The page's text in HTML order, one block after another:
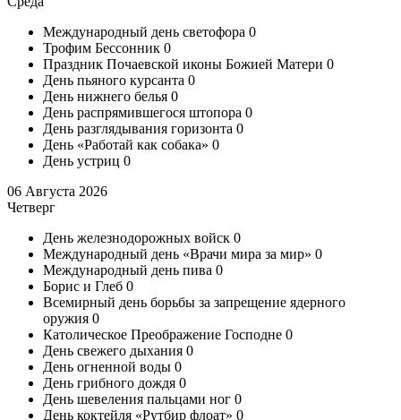
Международный день светофора 0
Трофим Бессонник 0
Праздник Почаевской иконы Божией Матери 0
День пьяного курсанта 0
День нижнего белья 0
День распрямившегося штопора 0
День разглядывания горизонта 0
День «Работай как собака» 0
День устриц 0
06 Августа 2026
Четверг
День железнодорожных войск 0
Международный день «Врачи мира за мир» 0
Международный день пива 0
Борис и Глеб 0
Всемирный день борьбы за запрещение ядерного
оружия 0
Католическое Преображение Господне 0
День свежего дыхания 0
День огненной воды 0
День грибного дождя 0
День шевеления пальцами ног 0
День коктейля «Рутбир флоат» 0